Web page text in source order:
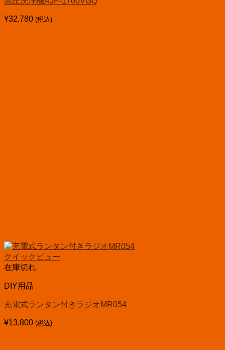
¥32,780 (税込)
クイックビュー
在庫切れ
DIY用品
充電式ランタン付きラジオMR054
¥13,800 (税込)